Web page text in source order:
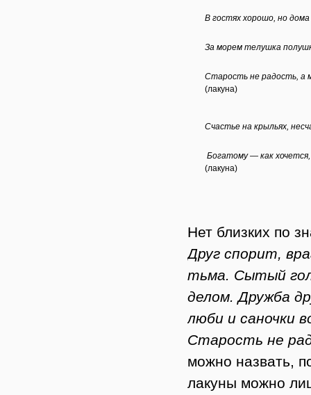
В гостях хорошо, но
За морем телушка
Старость не радость, а
(лакуна)
Счастье накрыльях ,
Богатому — как
(лакуна)
Нет близких по
Друг спорит,
тьма. Сытый
делом. Дружба
люби и саночки
Старость не
можно назвать,
лакуны можно